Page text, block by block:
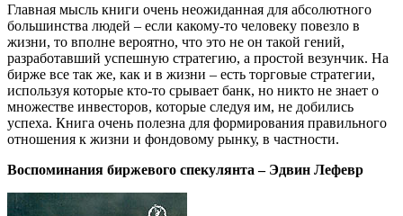
Главная мысль книги очень неожиданная для абсолютного
большинства людей – если какому-то человеку повезло в
жизни, то вполне вероятно, что это не он такой гений,
разработавший успешную стратегию, а простой везунчик. На
бирже все так же, как и в жизни – есть торговые стратегии,
используя которые кто-то срывает банк, но никто не знает о
множестве инвесторов, которые следуя им, не добились
успеха. Книга очень полезна для формирования правильного
отношения к жизни и фондовому рынку, в частности.
Воспоминания биржевого спекулянта – Эдвин Лефевр